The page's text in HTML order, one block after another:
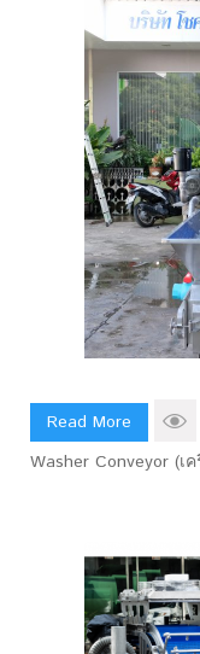
Read More
Washer Conveyor (เ